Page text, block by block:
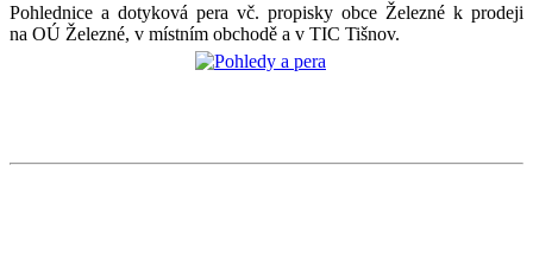
Pohlednice a dotyková pera vč. propisky obce Železné k prodeji
na OÚ Železné, v místním obchodě a v TIC Tišnov.